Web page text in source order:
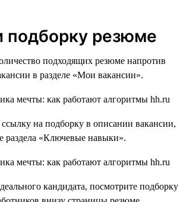
подборку резюме
подходящих резюме напротив
в разделе «Мои вакансии».
на подборку в описании вакансии,
раздела «Ключевые навыки».
кандидата, посмотрите подборку